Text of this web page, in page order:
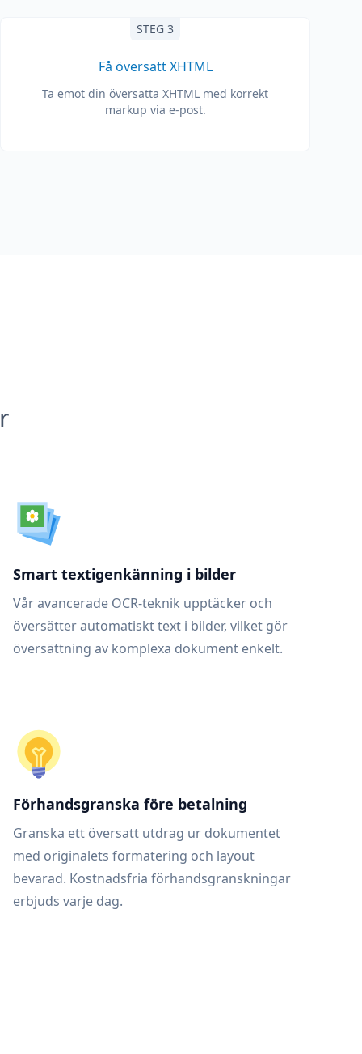
STEG 3
Få översatt XHTML
Ta emot din översatta XHTML med korrekt
markup via e-post.
Smart textigenkänning i bilder
Vår avancerade OCR-teknik upptäcker och
översätter automatiskt text i bilder, vilket gör
översättning av komplexa dokument enkelt.
Förhandsgranska före betalning
Granska ett översatt utdrag ur dokumentet
med originalets formatering och layout
bevarad. Kostnadsfria förhandsgranskningar
erbjuds varje dag.